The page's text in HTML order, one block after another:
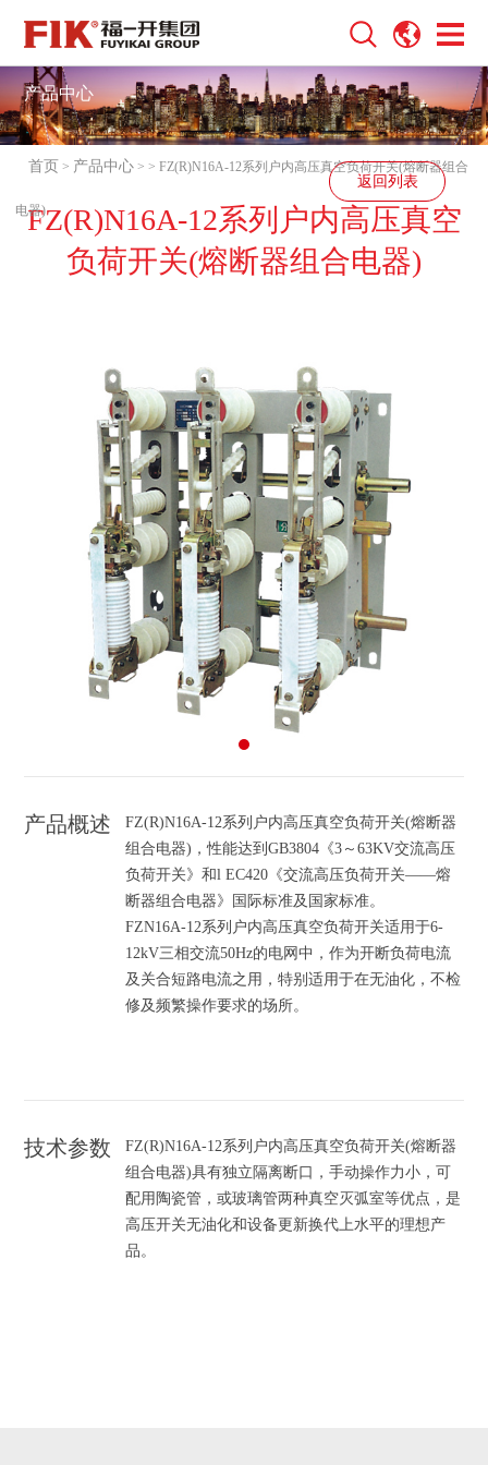
产品中心
首页 > 产品中心 >> FZ(R)N16A-12系列户内高压真空负荷开关(熔断器组合
电器)
返回列表
FZ(R)N16A-12系列户内高压真空
负荷开关(熔断器组合电器)
产品概述
FZ(R)N16A-12系列户内高压真空负荷开关(熔断器
组合电器)，性能达到GB3804《3～63KV交流高压
负荷开关》和l EC420《交流高压负荷开关——熔
断器组合电器》国际标准及国家标准。
FZN16A-12系列户内高压真空负荷开关适用于6-
12kV三相交流50Hz的电网中，作为开断负荷电流
及关合短路电流之用，特别适用于在无油化，不检
修及频繁操作要求的场所。
技术参数
FZ(R)N16A-12系列户内高压真空负荷开关(熔断器
组合电器)具有独立隔离断口，手动操作力小，可
配用陶瓷管，或玻璃管两种真空灭弧室等优点，是
高压开关无油化和设备更新换代上水平的理想产
品。